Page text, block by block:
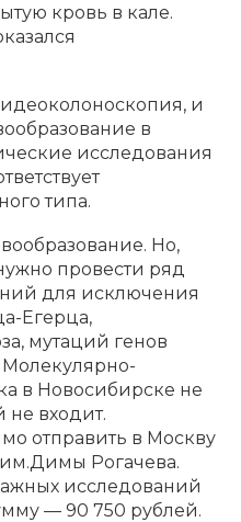
кровь в кале.
и
в
исследования
типа.
Но,
провести ряд
для исключения
Егерца,
мутаций генов
Молекулярно-
в Новосибирске не
не входит.
отправить в Москву
Рогачева.
исследований
— 90 750 рублей.